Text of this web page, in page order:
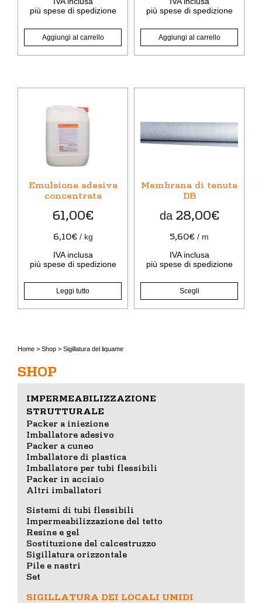
più spese di spedizione
Aggiungi al carrello
più spese di spedizione
Aggiungi al carrello
Emulsione adesiva
concentrata
61,00€
6,10€ / kg
IVA inclusa
più spese di spedizione
Leggi tutto
Membrana di tenuta
DB
da 28,00€
5,60€ / m
IVA inclusa
più spese di spedizione
Scegli
più
opzioni
scelte
prodotto
Home > Shop > Sigillatura del liquame
SHOP
IMPERMEABILIZZAZIONE
STRUTTURALE
Packer a iniezione
Imballatore adesivo
Packer a cuneo
Imballatore di plastica
Imballatore per tubi flessibili
Packer in acciaio
Altri imballatori
Sistemi di tubi flessibili
Impermeabilizzazione del tetto
Resine e gel
Sostituzione del calcestruzzo
Sigillatura orizzontale
Pile e nastri
Set
SIGILLATURA DEI LOCALI UMIDI